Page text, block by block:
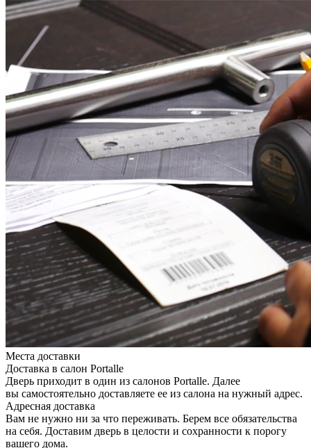
Места доставки
Доставка в салон Portalle
Дверь приходит в один из салонов Portalle. Далее
вы самостоятельно доставляете ее из салона на нужный адрес.
Адресная доставка
Вам не нужно ни за что переживать. Берем все обязательства
на себя. Доставим дверь в целости и сохранности к порогу
вашего дома.